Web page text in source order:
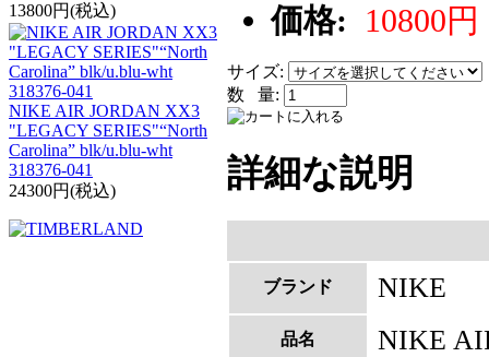
13800円(税込)
NIKE AIR JORDAN XX3
"LEGACY SERIES"“North
Carolina” blk/u.blu-wht
318376-041
24300円(税込)
価格: 10800円
サイズ:
数 量:
詳細な説明
ブランド NIKE
品名 NIKE